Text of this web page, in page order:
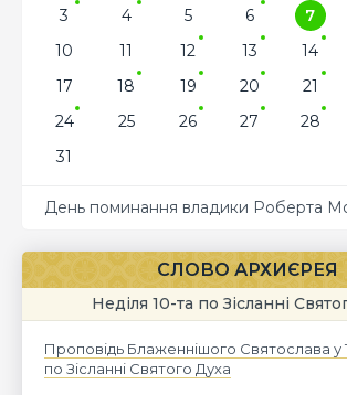
3
4 5 6 7
10
11 12 13 14
17
18 19 20 21
24
25 26 27 28
31
День поминання владики Роберта
СЛОВО АРХИЄРЕЯ
Неділя 10-та по Зісланні
Проповідь Блаженнішого Святослава у
по Зісланні Святого Духа